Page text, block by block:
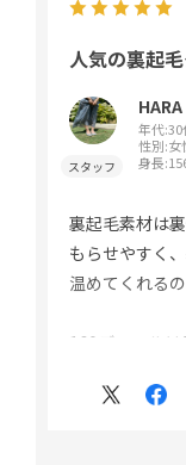
人気の裏起
HARA
年代:30
性別:女
身長:
裏起毛素材は
もらせやすく
温めてくれる
160デニール